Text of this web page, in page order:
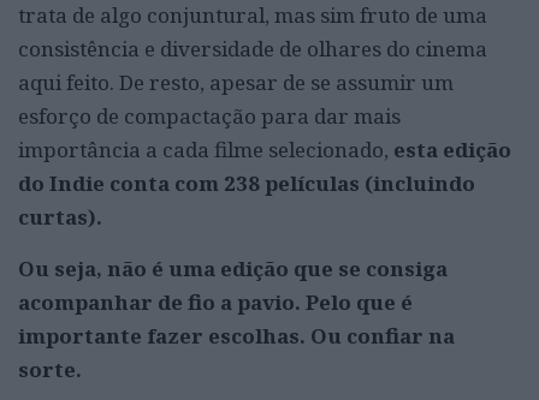
trata de algo conjuntural, mas sim fruto de uma
consistência e diversidade de olhares do cinema
aqui feito. De resto, apesar de se assumir um
esforço de compactação para dar mais
importância a cada filme selecionado, esta edição
do Indie conta com 238 películas (incluindo
curtas).
Ou seja, não é uma edição que se consiga
acompanhar de fio a pavio. Pelo que é
importante fazer escolhas. Ou confiar na
sorte.